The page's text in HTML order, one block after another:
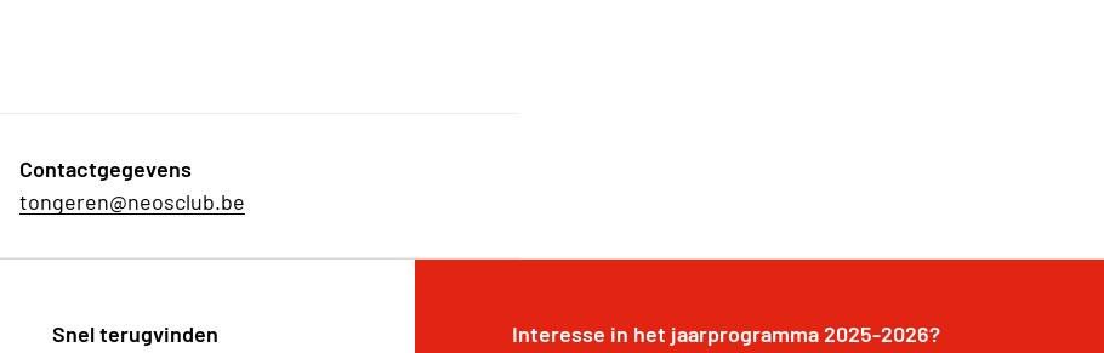
Contactgegevens
tongeren@neosclub.be
Snel terugvinden Interesse in het jaarprogramma 2025-2026?